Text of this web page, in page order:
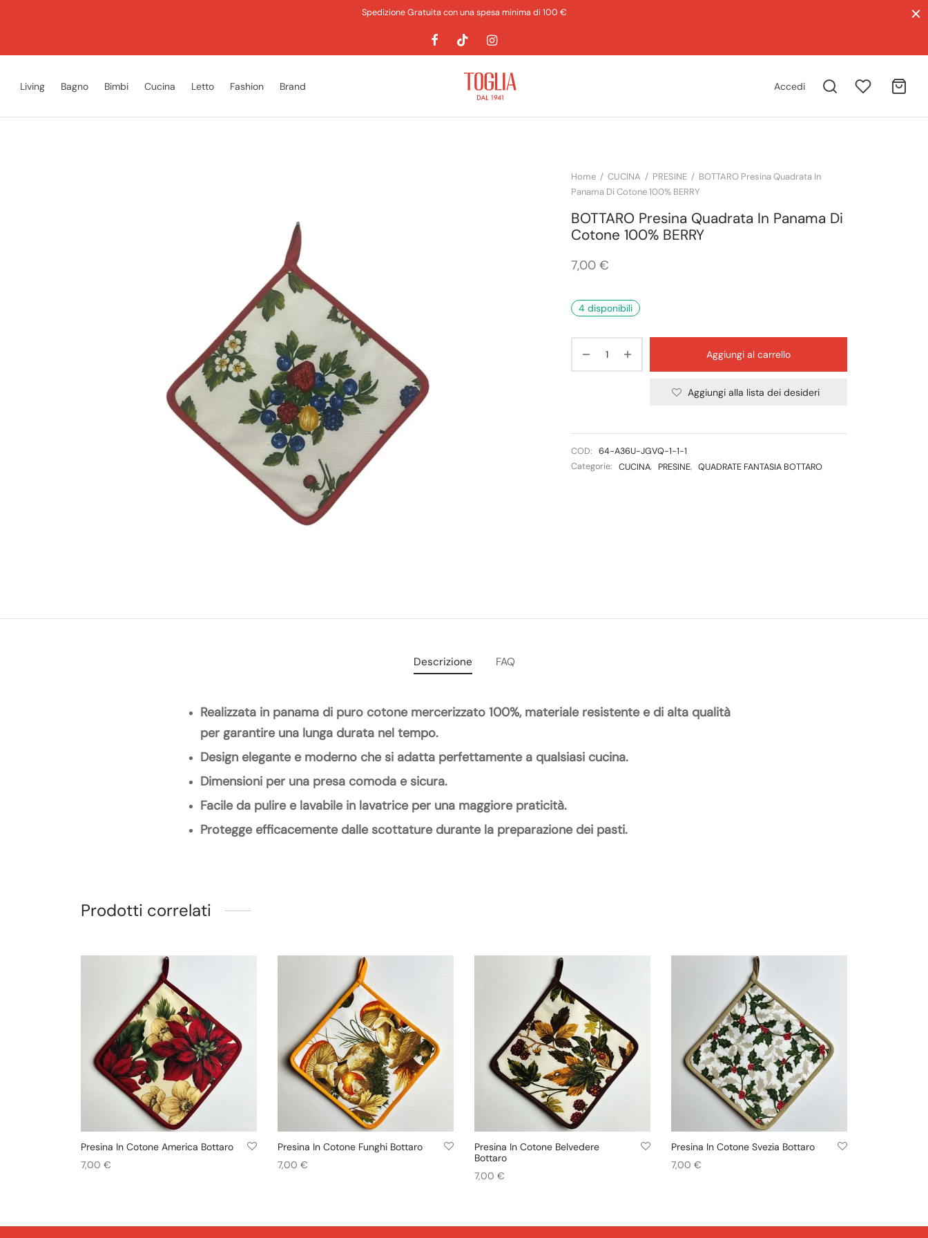
Spedizione Gratuita con una spesa minima di 100 €
Living Bagno Bimbi Cucina Letto Fashion Brand Accedi
Home / CUCINA / PRESINE / BOTTARO Presina Quadrata In
Panama Di Cotone 100% BERRY
BOTTARO Presina Quadrata In Panama Di
Cotone 100% BERRY
7,00 €
4 disponibili
Aggiungi al carrello
Aggiungi alla lista dei desideri
COD:
64-A36U-JGVQ-1-1-1
Categorie:
CUCINA, PRESINE, QUADRATE FANTASIA BOTTARO
Descrizione FAQ
Realizzata in panama di puro cotone mercerizzato 100%, materiale resistente e di alta qualità
per garantire una lunga durata nel tempo.
Design elegante e moderno che si adatta perfettamente a qualsiasi cucina.
Dimensioni per una presa comoda e sicura.
Facile da pulire e lavabile in lavatrice per una maggiore praticità.
Protegge efficacemente dalle scottature durante la preparazione dei pasti.
Prodotti correlati
Presina In Cotone America Bottaro
7,00 €
Presina In Cotone Funghi Bottaro
7,00 €
Presina In Cotone Belvedere
Bottaro
7,00 €
Presina In Cotone Svezia Bottaro
7,00 €